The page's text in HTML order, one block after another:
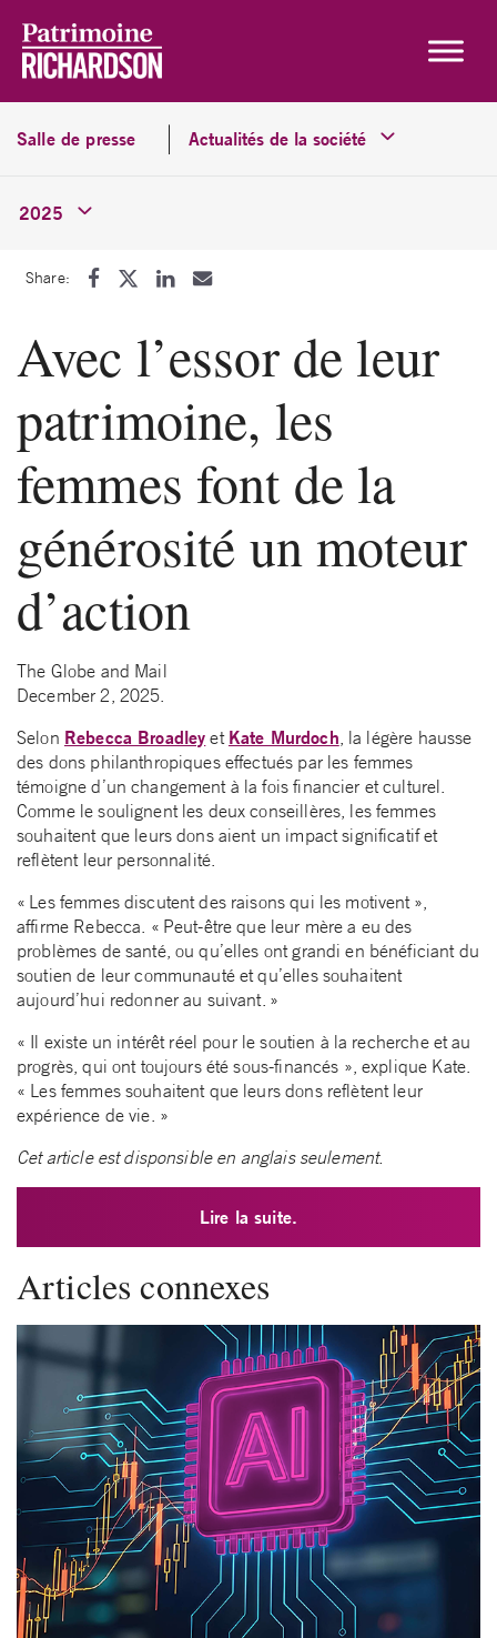
Salle de presse Actualités de la société
2025
Share:
Avec l’essor de leur
patrimoine, les
femmes font de la
générosité un moteur
d’action
The Globe and Mail
December 2, 2025.
Selon Rebecca Broadley et Kate Murdoch, la légère hausse
des dons philanthropiques effectués par les femmes
témoigne d’un changement à la fois financier et culturel.
Comme le soulignent les deux conseillères, les femmes
souhaitent que leurs dons aient un impact significatif et
reflètent leur personnalité.
« Les femmes discutent des raisons qui les motivent »,
affirme Rebecca. « Peut-être que leur mère a eu des
problèmes de santé, ou qu’elles ont grandi en bénéficiant du
soutien de leur communauté et qu’elles souhaitent
aujourd’hui redonner au suivant. »
« Il existe un intérêt réel pour le soutien à la recherche et au
progrès, qui ont toujours été sous-financés », explique Kate.
« Les femmes souhaitent que leurs dons reflètent leur
expérience de vie. »
Cet article est disponsible en anglais seulement.
Lire la suite.
Articles connexes